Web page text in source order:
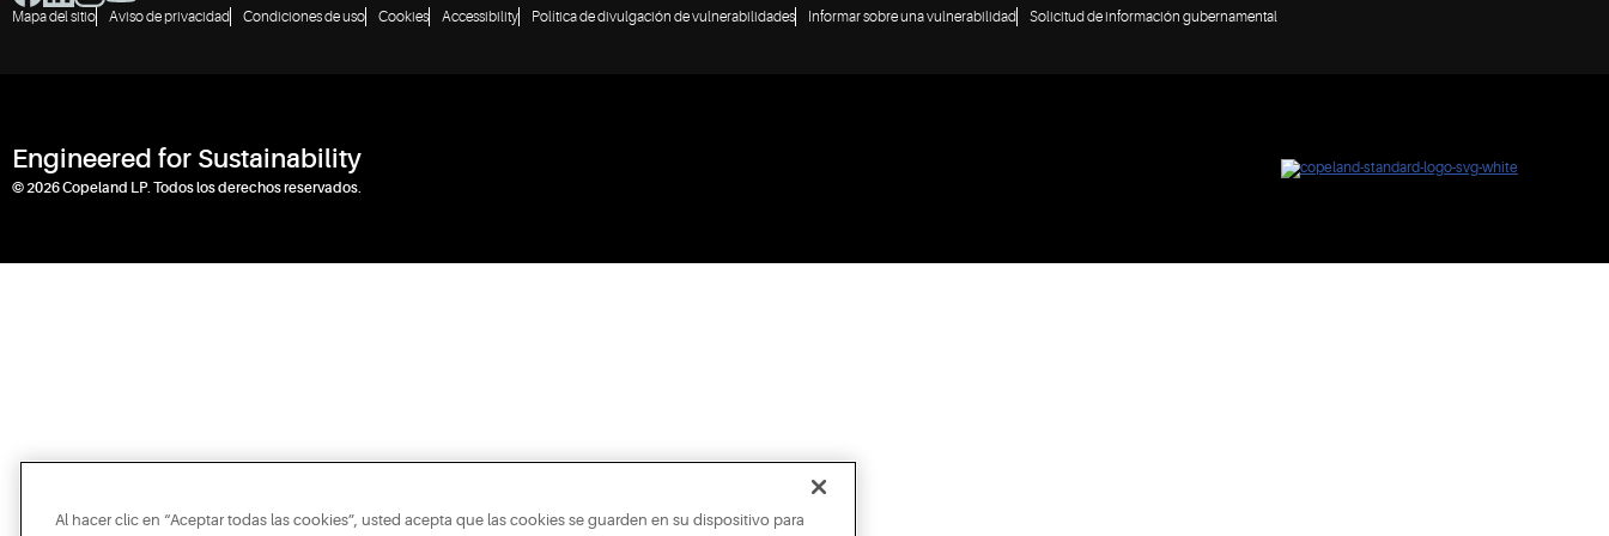
Mapa del sitio Aviso de privacidad Condiciones de uso Cookies Accessibility Política de divulgación de vulnerabilidades Informar sobre una vulnerabilidad Solicitud de información gubernamental
Engineered for Sustainability
© 2026 Copeland LP. Todos los derechos reservados.
Al hacer clic en “Aceptar todas las cookies”, usted acepta que las cookies se guarden en su dispositivo para